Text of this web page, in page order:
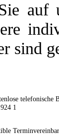
auf
sind
telefonische
1